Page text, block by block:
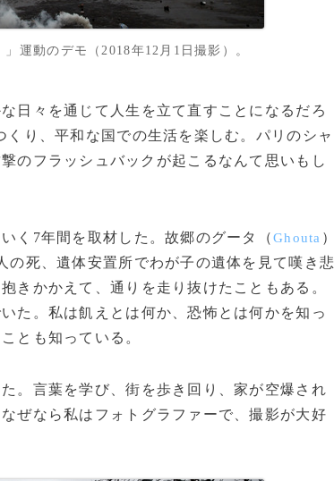
運動のデモ（2018年12月1日撮影）。
日々を通じて人生を立て直すことになるだろ
り、平和な国での生活を楽しむ。パリのシャ
のフラッシュバックが起こるなんて思いもし
く7年間を取材した。故郷のグータ（Ghouta ）
死、遺体安置所でわが子の遺体を見て嘆き悲
きかかえて、通りを走り抜けたこともある。
た。私は飢えとは何か、恐怖とは何かを知っ
とも知っている。
。言葉を学び、街を歩き回り、家が空爆され
ぜなら私はフォトグラファーで、撮影が大好